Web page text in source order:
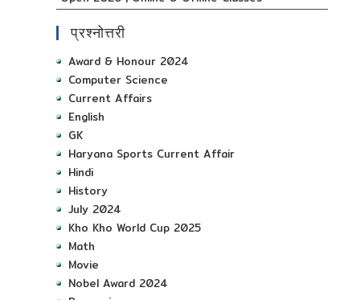
प्रश्नोत्तरी
Award & Honour 2024
Computer Science
Current Affairs
English
GK
Haryana Sports Current Affair
Hindi
History
July 2024
Kho Kho World Cup 2025
Math
Movie
Nobel Award 2024